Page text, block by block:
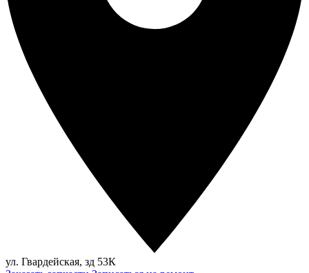
ул. Гвардейская, зд 53К